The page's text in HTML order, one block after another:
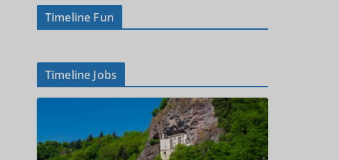
Timeline Fun
Timeline Jobs